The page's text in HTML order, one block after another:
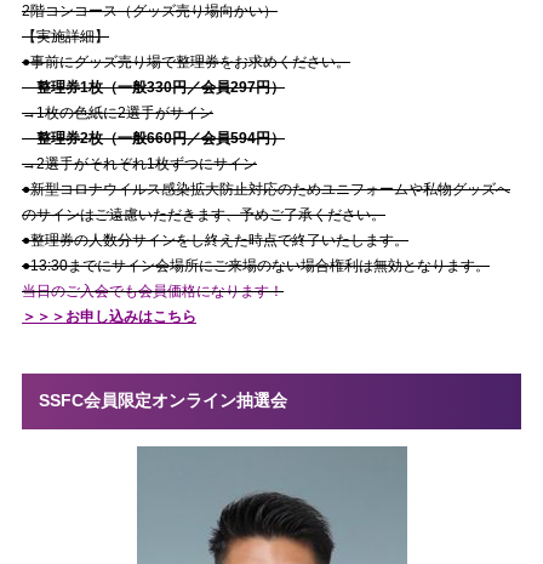
2階コンコース（グッズ売り場向かい）
【実施詳細】
●事前にグッズ売り場で整理券をお求めください。
整理券1枚（一般330円／会員297円）
→1枚の色紙に2選手がサイン
整理券2枚（一般660円／会員594円）
→2選手がそれぞれ1枚ずつにサイン
●新型コロナウイルス感染拡大防止対応のためユニフォームや私物グッズへ
のサインはご遠慮いただきます、予めご了承ください。
●整理券の人数分サインをし終えた時点で終了いたします。
●13:30までにサイン会場所にご来場のない場合権利は無効となります。
当日のご入会でも会員価格になります！
＞＞＞お申し込みはこちら
SSFC会員限定オンライン抽選会